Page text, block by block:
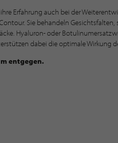
Erfahrung auch bei der
Sie behandeln Gesichtsfalten,
Hyaluron- oder
dabei die optimale Wirkung
entgegen.